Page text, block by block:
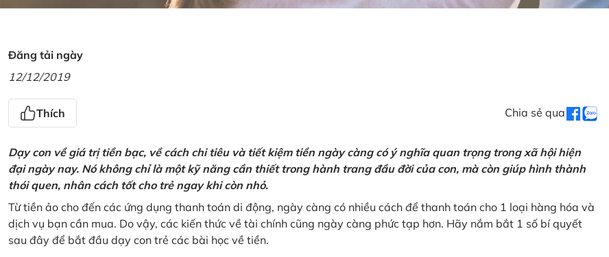
Đăng tải ngày
12/12/2019
Thích Chia sẻ qua
Dạy con về giá trị tiền bạc, về cách chi tiêu và tiết kiệm tiền ngày càng có ý nghĩa quan trọng trong xã hội hiện
đại ngày nay. Nó không chỉ là một kỹ năng cần thiết trong hành trang đầu đời của con, mà còn giúp hình thành
thói quen, nhân cách tốt cho trẻ ngay khi còn nhỏ.
Từ tiền ảo cho đến các ứng dụng thanh toán di động, ngày càng có nhiều cách để thanh toán cho 1 loại hàng hóa và
dịch vụ bạn cần mua. Do vậy, các kiến thức về tài chính cũng ngày càng phức tạp hơn. Hãy nắm bắt 1 số bí quyết
sau đây để bắt đầu dạy con trẻ các bài học về tiền.